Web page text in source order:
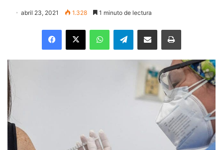
abril 23, 2021 1.328 1 minuto de lectura
Facebook
X WhatsAppTelegramEnviar vía email Imprimir